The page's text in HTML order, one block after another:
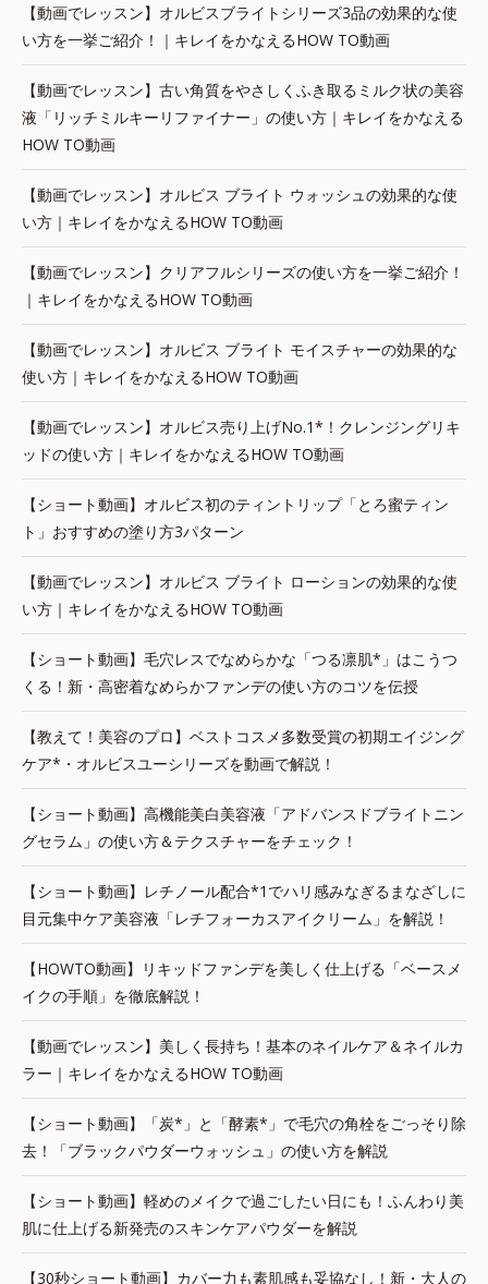
【動画でレッスン】オルビスブライトシリーズ3品の効果的な使
い方を一挙ご紹介！｜キレイをかなえるHOW TO動画
【動画でレッスン】古い角質をやさしくふき取るミルク状の美容
液「リッチミルキーリファイナー」の使い方｜キレイをかなえる
HOW TO動画
【動画でレッスン】オルビス ブライト ウォッシュの効果的な使
い方｜キレイをかなえるHOW TO動画
【動画でレッスン】クリアフルシリーズの使い方を一挙ご紹介！
｜キレイをかなえるHOW TO動画
【動画でレッスン】オルビス ブライト モイスチャーの効果的な
使い方｜キレイをかなえるHOW TO動画
【動画でレッスン】オルビス売り上げNo.1*！クレンジングリキ
ッドの使い方｜キレイをかなえるHOW TO動画
【ショート動画】オルビス初のティントリップ「とろ蜜ティン
ト」おすすめの塗り方3パターン
【動画でレッスン】オルビス ブライト ローションの効果的な使
い方｜キレイをかなえるHOW TO動画
【ショート動画】毛穴レスでなめらかな「つる凛肌*」はこうつ
くる！新・高密着なめらかファンデの使い方のコツを伝授
【教えて！美容のプロ】ベストコスメ多数受賞の初期エイジング
ケア*・オルビスユーシリーズを動画で解説！
【ショート動画】高機能美白美容液「アドバンスドブライトニン
グセラム」の使い方＆テクスチャーをチェック！
【ショート動画】レチノール配合*1でハリ感みなぎるまなざしに
目元集中ケア美容液「レチフォーカスアイクリーム」を解説！
【HOWTO動画】リキッドファンデを美しく仕上げる「ベースメ
イクの手順」を徹底解説！
【動画でレッスン】美しく長持ち！基本のネイルケア＆ネイルカ
ラー｜キレイをかなえるHOW TO動画
【ショート動画】「炭*」と「酵素*」で毛穴の角栓をごっそり除
去！「ブラックパウダーウォッシュ」の使い方を解説
【ショート動画】軽めのメイクで過ごしたい日にも！ふんわり美
肌に仕上げる新発売のスキンケアパウダーを解説
【30秒ショート動画】カバー力も素肌感も妥協なし！新・大人の